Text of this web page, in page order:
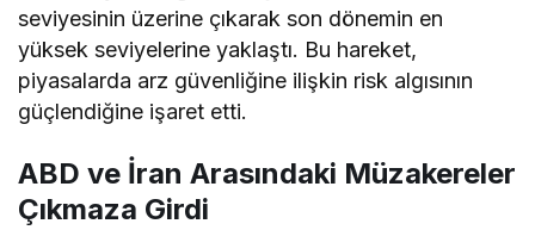
seviyesinin üzerine çıkarak son dönemin en
yüksek seviyelerine yaklaştı. Bu hareket,
piyasalarda arz güvenliğine ilişkin risk algısının
güçlendiğine işaret etti.
ABD ve İran Arasındaki Müzakereler
Çıkmaza Girdi